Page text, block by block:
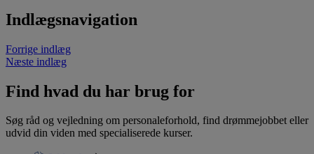
Indlægsnavigation
Forrige indlæg
Næste indlæg
Find hvad du har brug for
Søg råd og vejledning om personaleforhold, find drømmejobbet eller
udvid din viden med specialiserede kurser.